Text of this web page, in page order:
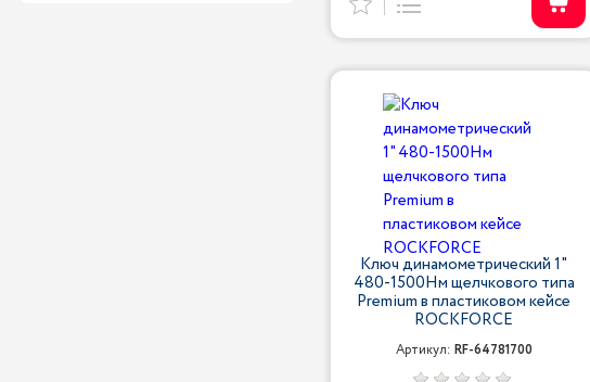
Ключ динамометрический 1"
480-1500Нм щелчкового типа
Premium в пластиковом кейсе
ROCKFORCE
Артикул: RF-64781700